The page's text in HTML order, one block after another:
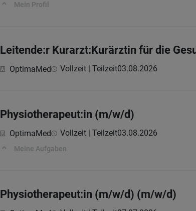
Mein Profil
Leitende:r Kurarzt:Kurärztin für die
OptimaMed Vollzeit | Teilzeit03.08.2026
Physiotherapeut:in (m/w/d)
OptimaMed Vollzeit | Teilzeit03.08.2026
Meine Aufgaben
Physiotherapeut:in (m/w/d) (m/w/d)